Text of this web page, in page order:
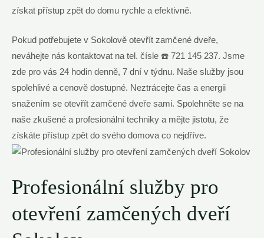
získat přístup zpět do domu rychle a efektivně.
Pokud potřebujete v Sokolově otevřít zamčené dveře,
neváhejte nás kontaktovat na tel. čísle ☎️ 721 145 237. Jsme
zde pro vás 24 hodin denně, 7 dní v týdnu. Naše služby jsou
spolehlivé a cenově dostupné. Neztrácejte čas a energii
snažením se otevřít zamčené dveře sami. Spolehněte se na
naše zkušené a profesionální techniky a mějte jistotu, že
získáte přístup zpět do svého domova co nejdříve.
Profesionální služby pro
otevření zamčených dveří